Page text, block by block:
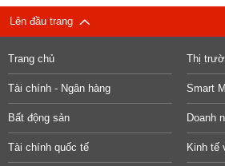
Lên đầu trang
Trang chủ Thị
Tài chính - Ngân hàng Smart
Bất động sản Doanh
Tài chính quốc tế Kinh tế